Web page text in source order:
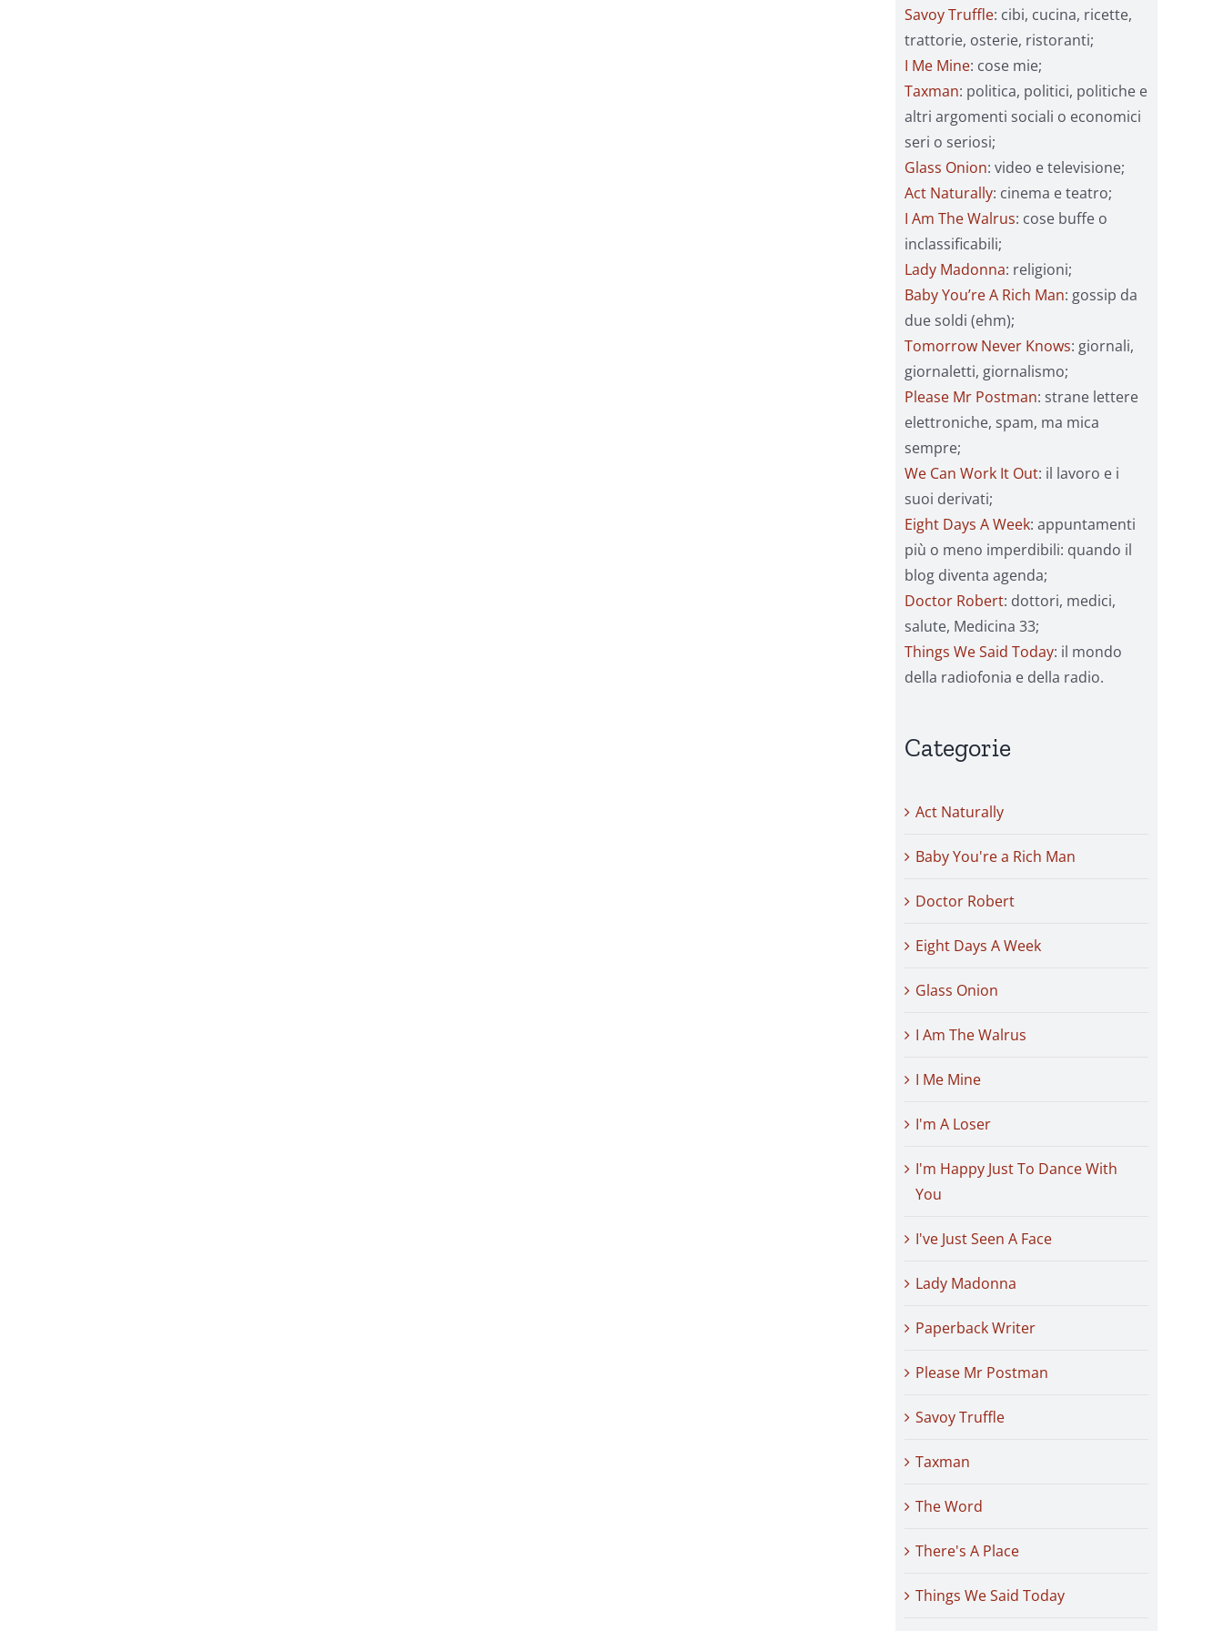
Savoy Truffle: cibi, cucina, ricette,
trattorie, osterie, ristoranti;
I Me Mine: cose mie;
Taxman: politica, politici, politiche e
altri argomenti sociali o economici
seri o seriosi;
Glass Onion: video e televisione;
Act Naturally: cinema e teatro;
I Am The Walrus: cose buffe o
inclassificabili;
Lady Madonna: religioni;
Baby You’re A Rich Man: gossip da
due soldi (ehm);
Tomorrow Never Knows: giornali,
giornaletti, giornalismo;
Please Mr Postman: strane lettere
elettroniche, spam, ma mica
sempre;
We Can Work It Out: il lavoro e i
suoi derivati;
Eight Days A Week: appuntamenti
più o meno imperdibili: quando il
blog diventa agenda;
Doctor Robert: dottori, medici,
salute, Medicina 33;
Things We Said Today: il mondo
della radiofonia e della radio.
Categorie
Act Naturally
Baby You're a Rich Man
Doctor Robert
Eight Days A Week
Glass Onion
I Am The Walrus
I Me Mine
I'm A Loser
I'm Happy Just To Dance With
You
I've Just Seen A Face
Lady Madonna
Paperback Writer
Please Mr Postman
Savoy Truffle
Taxman
The Word
There's A Place
Things We Said Today